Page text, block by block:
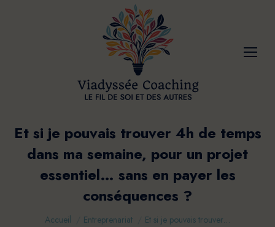
Et si je pouvais trouver 4h de temps
dans ma semaine, pour un projet
essentiel… sans en payer les
conséquences ?
Vous êtes ici :
Accueil Entreprenariat Et si je pouvais trouver…